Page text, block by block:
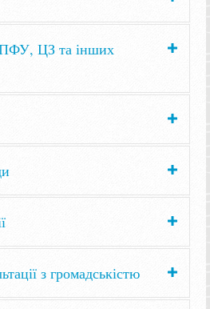
ЦЗ та інших
з громадськістю